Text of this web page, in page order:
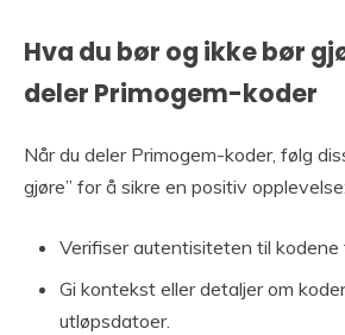
Hva du bør og ikke bør
deler Primogem-koder
Når du deler Primogem-koder, følg
gjøre” for å sikre en positiv opplevelse:
Verifiser autentisiteten til kodene
Gi kontekst eller detaljer om
utløpsdatoer.